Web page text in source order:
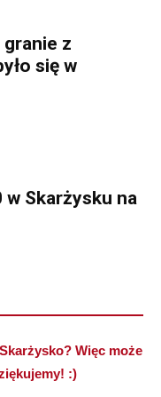
granie z
się w
Skarżysku na
Więc może
:)